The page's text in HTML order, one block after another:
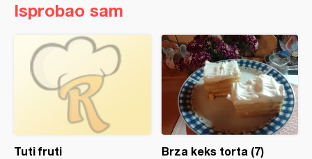
Isprobao sam
Tuti fruti Brza keks torta (7)